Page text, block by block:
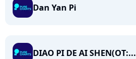
Dan Yan Pi
DIAO PI DE AI SHEN(OT:...